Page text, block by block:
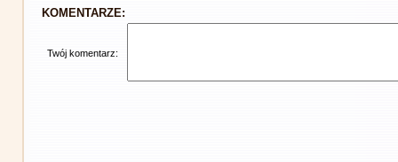
KOMENTARZE:
Twój komentarz: